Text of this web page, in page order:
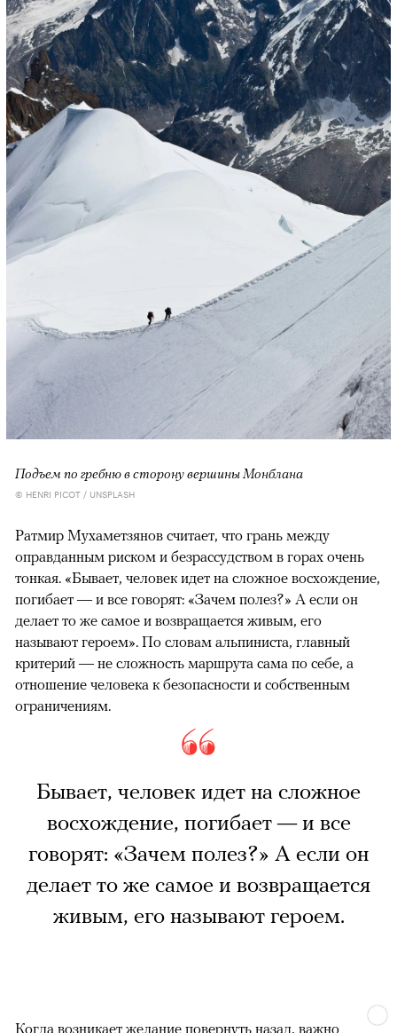
Подъем по гребню в сторону вершины Монблана
© HENRI PICOT / UNSPLASH
Ратмир Мухаметзянов считает, что грань между
оправданным риском и безрассудством в горах очень
тонкая. «Бывает, человек идет на сложное восхождение,
погибает — и все говорят: «Зачем полез?» А если он
делает то же самое и возвращается живым, его
называют героем». По словам альпиниста, главный
критерий — не сложность маршрута сама по себе, а
отношение человека к безопасности и собственным
ограничениям.
Бывает, человек идет на сложное
восхождение, погибает — и все
говорят: «Зачем полез?» А если он
делает то же самое и возвращается
живым, его называют героем.
Когда возникает желание повернуть назад, важно